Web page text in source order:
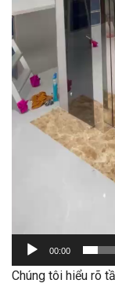
00:00
Chúng tôi hiểu rõ